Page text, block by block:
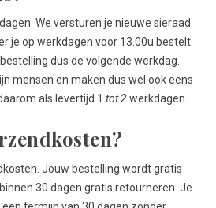
We versturen je nieuwe sieraad
je op werkdagen voor 13.00u bestelt.
dus de volgende werkdag.
mensen en maken dus wel ook eens
als levertijd 1 tot 2werkdagen.
Jouw bestelling wordt gratis
30 dagen gratis retourneren. Je